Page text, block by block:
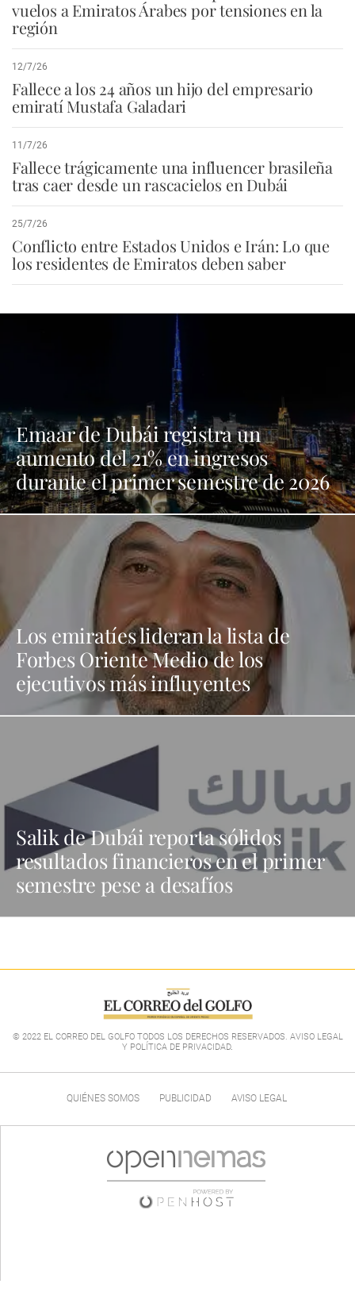
vuelos a Emiratos Árabes por tensiones en la
región
12/7/26
Fallece a los 24 años un hijo del empresario
emiratí Mustafa Galadari
11/7/26
Fallece trágicamente una influencer brasileña
tras caer desde un rascacielos en Dubái
25/7/26
Conflicto entre Estados Unidos e Irán: Lo que
los residentes de Emiratos deben saber
Emaar de Dubái registra un
aumento del 21% en ingresos
durante el primer semestre de 2026
Los emiratíes lideran la lista de
Forbes Oriente Medio de los
ejecutivos más influyentes
Salik de Dubái reporta sólidos
resultados financieros en el primer
semestre pese a desafíos
© 2022 EL CORREO DEL GOLFO TODOS LOS DERECHOS RESERVADOS. AVISO LEGAL
Y POLÍTICA DE PRIVACIDAD.
QUIÉNES SOMOS PUBLICIDAD AVISO LEGAL